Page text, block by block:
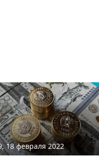
18 февраля 2022